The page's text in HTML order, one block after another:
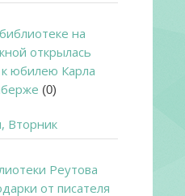
на
открылась
к юбилею Карла
(0)
Вторник
Реутова
от писателя